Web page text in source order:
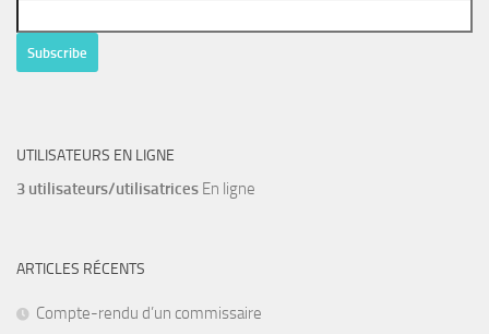
UTILISATEURS EN LIGNE
3 utilisateurs/utilisatrices En ligne
ARTICLES RÉCENTS
Compte-rendu d’un commissaire